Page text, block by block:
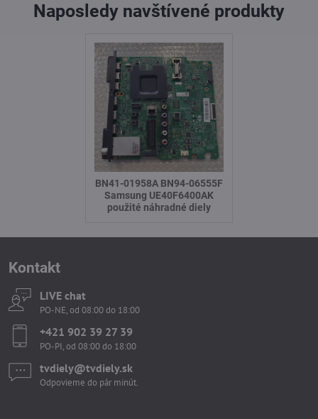
Naposledy navštívené produkty
BN41-01958A BN94-06555F
Samsung UE40F6400AK
použité náhradné diely
Kontakt
LIVE chat
PO-NE, od 08:00 do 18:00
+421 902 39 27 39
PO-PI, od 08:00 do 18:00
tvdiely​​@tvdiely​​.sk
Odpovieme do pár minút.